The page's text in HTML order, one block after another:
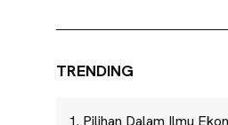
TRENDING
Pilihan Dalam Ilmu